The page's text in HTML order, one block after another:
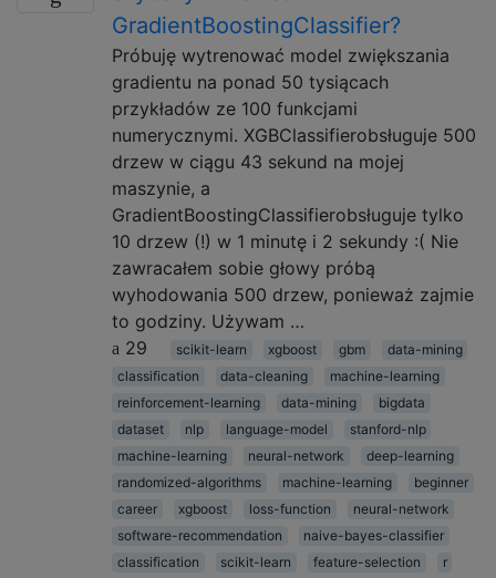
GradientBoostingClassifier?
Próbuję wytrenować model zwiększania
gradientu na ponad 50 tysiącach
przykładów ze 100 funkcjami
numerycznymi. XGBClassifierobsługuje 500
drzew w ciągu 43 sekund na mojej
maszynie, a
GradientBoostingClassifierobsługuje tylko
10 drzew (!) w 1 minutę i 2 sekundy :( Nie
zawracałem sobie głowy próbą
wyhodowania 500 drzew, ponieważ zajmie
to godziny. Używam …
29
scikit-learn xgboost gbm
data-mining
classification
data-cleaning
machine-learning
reinforcement-learning
data-mining
bigdata
dataset
nlp language-model
stanford-nlp
machine-learning
neural-network
deep-learning
randomized-algorithms
machine-learning
beginner
career
xgboost loss-function
neural-network
software-recommendation
naive-bayes-classifier
classification
scikit-learn feature-selection
r